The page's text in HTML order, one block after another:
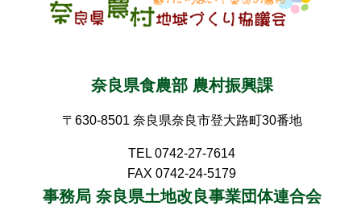
奈良県食農部 農村振興課
〒630-8501 奈良県奈良市登大路町30番地
TEL 0742-27-7614
FAX 0742-24-5179
事務局 奈良県土地改良事業団体連合会